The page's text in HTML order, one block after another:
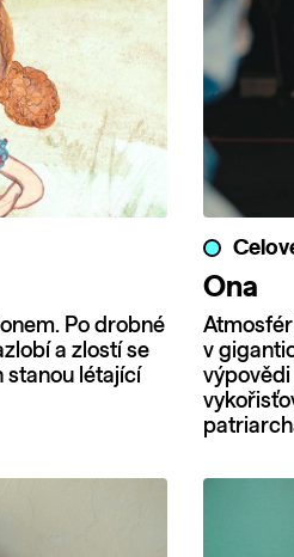
Po drobné
a zlostí se
stanou létající
Ona
v